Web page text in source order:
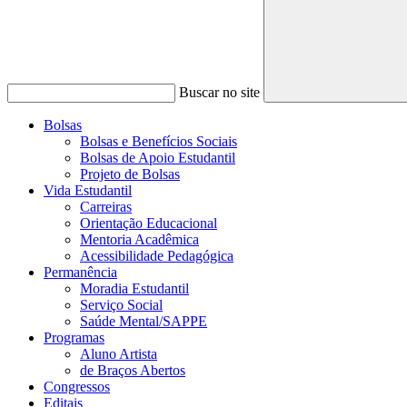
Buscar no site
Bolsas
Bolsas e Benefícios Sociais
Bolsas de Apoio Estudantil
Projeto de Bolsas
Vida Estudantil
Carreiras
Orientação Educacional
Mentoria Acadêmica
Acessibilidade Pedagógica
Permanência
Moradia Estudantil
Serviço Social
Saúde Mental/SAPPE
Programas
Aluno Artista
de Braços Abertos
Congressos
Editais